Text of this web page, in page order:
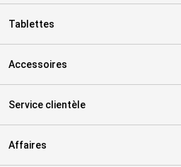
Tablettes
Accessoires
Service clientèle
Affaires